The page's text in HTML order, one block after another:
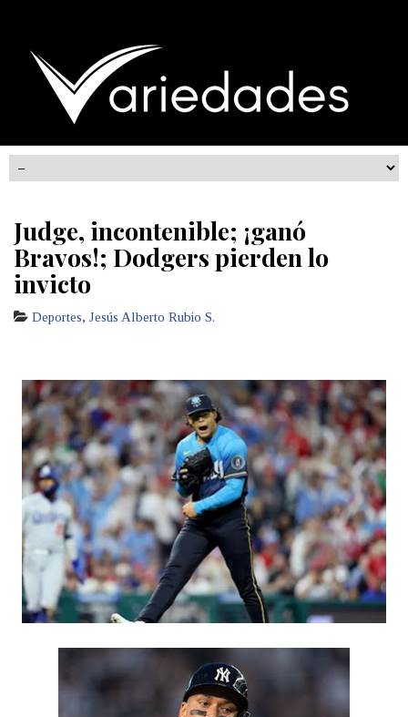
Judge, incontenible; ¡ganó
Bravos!; Dodgers pierden lo
invicto
Deportes, Jesús Alberto Rubio S.